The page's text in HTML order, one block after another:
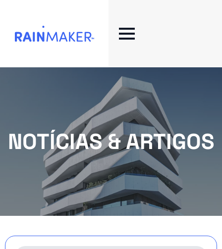
NOTÍCIAS & ARTIGOS